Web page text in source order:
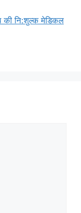
की नि:शुल्क मेडिकल